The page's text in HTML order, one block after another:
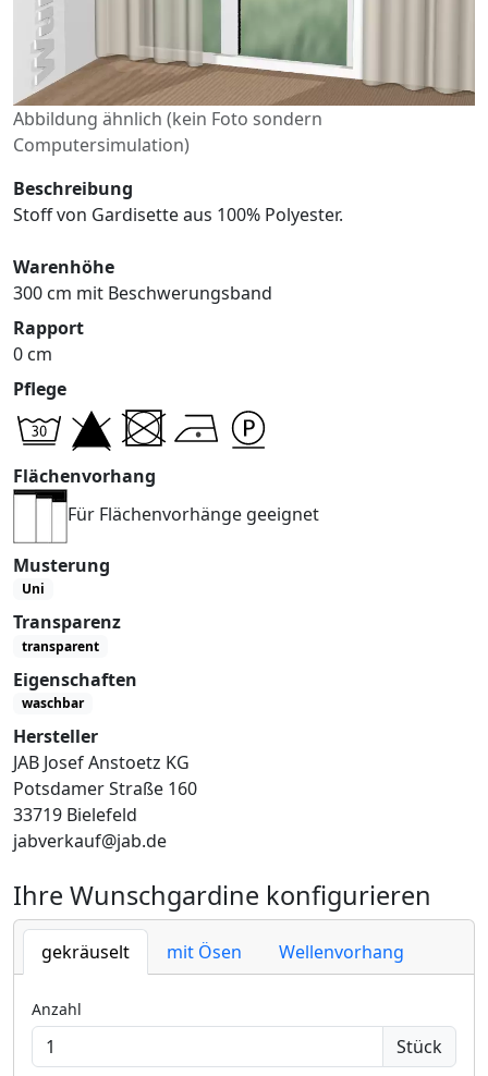
Abbildung ähnlich (kein Foto sondern
Computersimulation)
Beschreibung
Stoff von Gardisette aus 100% Polyester.
Warenhöhe
300 cm mit Beschwerungsband
Rapport
0 cm
Pflege
Flächenvorhang
Für Flächenvorhänge geeignet
Musterung
Uni
Transparenz
transparent
Eigenschaften
waschbar
Hersteller
JAB Josef Anstoetz KG
Potsdamer Straße 160
33719 Bielefeld
jabverkauf@jab.de
Ihre Wunschgardine konfigurieren
gekräuselt mit Ösen Wellenvorhang
Anzahl
Stück